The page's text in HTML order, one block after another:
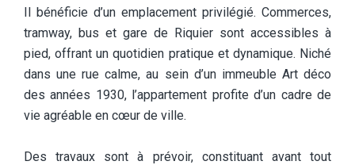
Il bénéficie d’un emplacement privilégié. Commerces,
tramway, bus et gare de Riquier sont accessibles à
pied, offrant un quotidien pratique et dynamique. Niché
dans une rue calme, au sein d’un immeuble Art déco
des années 1930, l’appartement profite d’un cadre de
vie agréable en cœur de ville.
Des travaux sont à prévoir, constituant avant tout